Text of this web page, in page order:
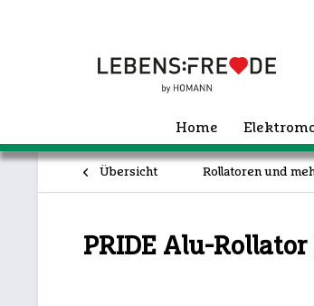
Home
Übersicht Rollatoren und
PRIDE Alu-Rollator